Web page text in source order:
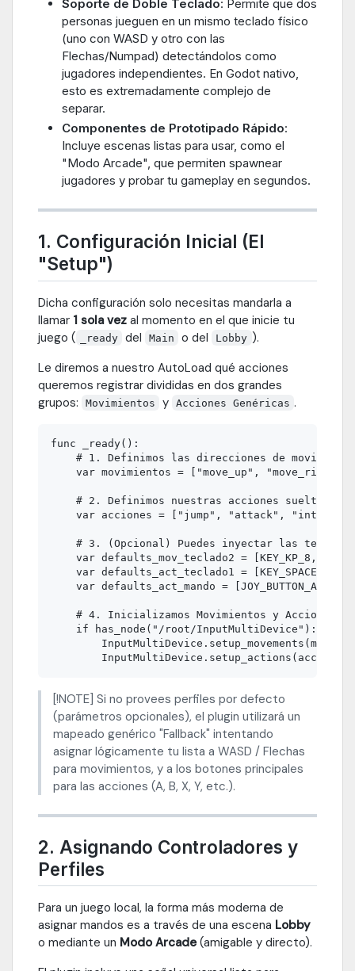
Soporte de Doble Teclado: Permite que dos
personas jueguen en un mismo teclado físico
(uno con WASD y otro con las
Flechas/Numpad) detectándolos como
jugadores independientes. En Godot nativo,
esto es extremadamente complejo de
separar.
Componentes de Prototipado Rápido:
Incluye escenas listas para usar, como el
"Modo Arcade", que permiten spawnear
jugadores y probar tu gameplay en segundos.
1. Configuración Inicial (El
"Setup")
Dicha configuración solo necesitas mandarla a
llamar 1 sola vez al momento en el que inicie tu
juego (
_ready del Main o del Lobby ).
Le diremos a nuestro AutoLoad qué acciones
queremos registrar divididas en dos grandes
grupos:
Movimientos y Acciones Genéricas .
func _ready():
# 1. Definimos las direcciones de
var movimientos = ["move_up", "move_right",
# 2. Definimos nuestras acciones sueltas
var acciones = ["jump", "attack",
# 3. (Opcional) Puedes inyectar las teclas
var defaults_mov_teclado2 = [KEY_KP_8,
var defaults_act_teclado1 = [KEY_SPACE,
var defaults_act_mando = [JOY_BUTTON_A,
# 4. Inicializamos Movimientos y Acciones
    if has_node("/root/InputMultiDevice"):
[!NOTE] Si no provees perfiles por defecto
(parámetros opcionales), el plugin utilizará un
mapeado genérico "Fallback" intentando
asignar lógicamente tu lista a WASD / Flechas
para movimientos, y a los botones principales
para las acciones (A, B, X, Y, etc.).
2. Asignando Controladores y
Perfiles
Para un juego local, la forma más moderna de
asignar mandos es a través de una escena Lobby
o mediante un Modo Arcade(amigable y directo).